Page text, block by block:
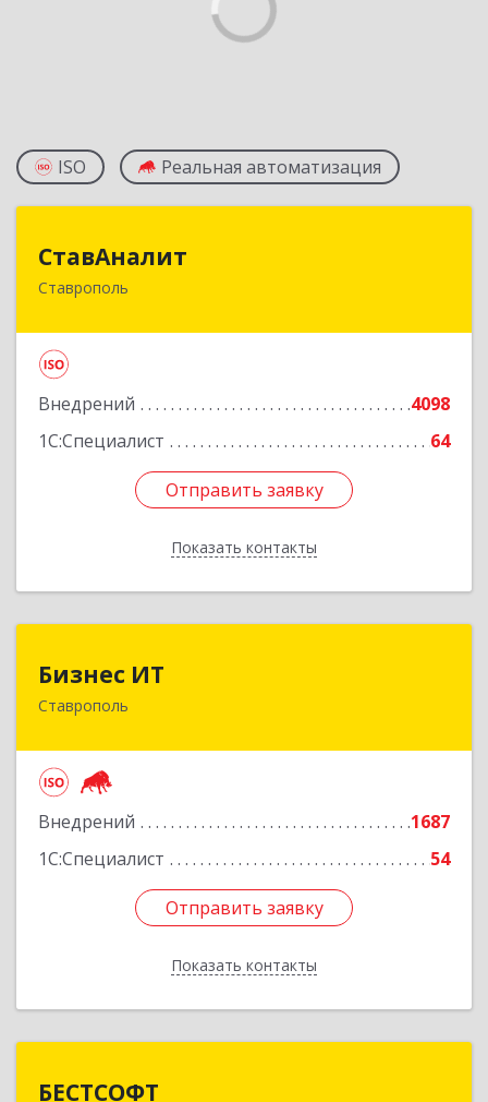
ISO Реальная автоматизация
СтавАналит
Ставрополь
Внедрений
4098
1С:Специалист
64
Отправить заявку
Показать контакты
355045, Ставропольский край, Ставрополь г,
Отправить заявку
Назад
Бизнес ИТ
Ставрополь
Внедрений
1687
1С:Специалист
54
Отправить заявку
Показать контакты
355035, Ставропольский край, Ставрополь г, 1
Отправить заявку
Назад
БЕСТСОФТ